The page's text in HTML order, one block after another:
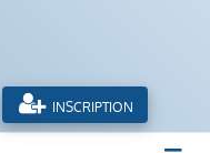
INSCRIPTION